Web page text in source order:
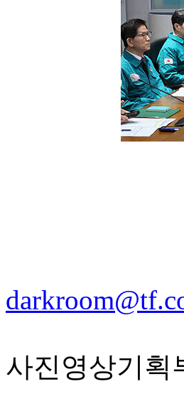
사진영상기획